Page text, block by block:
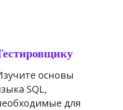
основы
SQL,
для